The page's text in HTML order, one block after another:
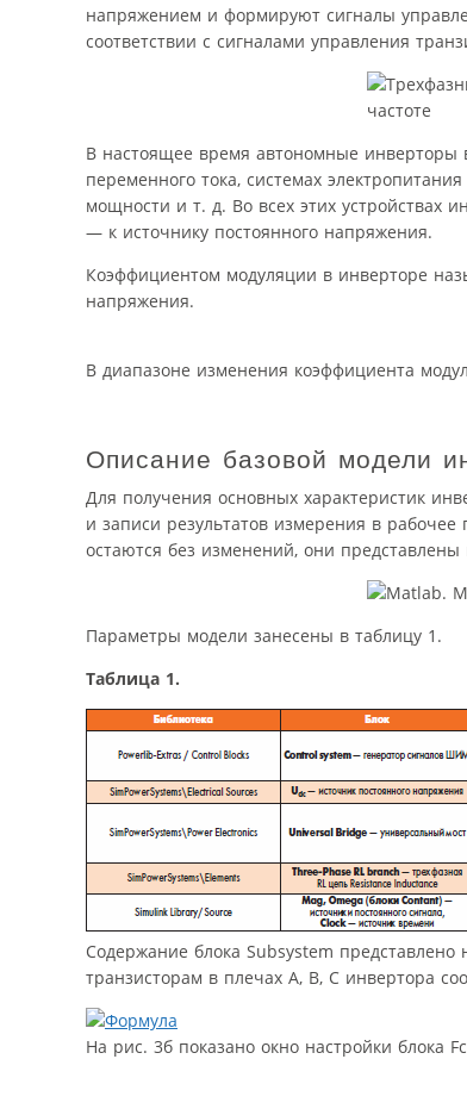
напряжением и формируют сигналы
соответствии с сигналами управления
В настоящее время автономные инверторы
переменного тока, системах
мощности и т. д. Во всех этих устройствах
— к источнику постоянного напряжения.
Коэффициентом модуляции в инверторе
напряжения.
В диапазоне изменения коэффициента
Описание базовой модели
Для получения основных характеристик
и записи результатов измерения в рабочее
остаются без изменений, они представлены
Параметры модели занесены в таблицу 1.
Таблица 1.
Содержание блока Subsystem
транзисторам в плечах A, B, C инвертора
На рис. 3б показано окно настройки блока